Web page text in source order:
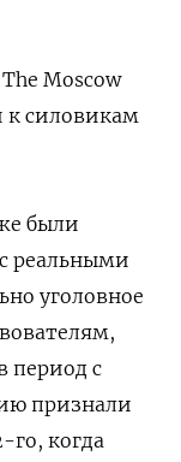
Moscow
к силовикам
были
реальными
уголовное
период с
признали
го, когда